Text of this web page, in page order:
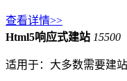
查看详情>>
Html5响应式建站 15500
适用于：大多数需要建